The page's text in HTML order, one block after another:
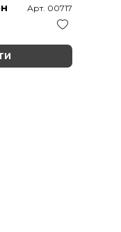
Арт. 00717